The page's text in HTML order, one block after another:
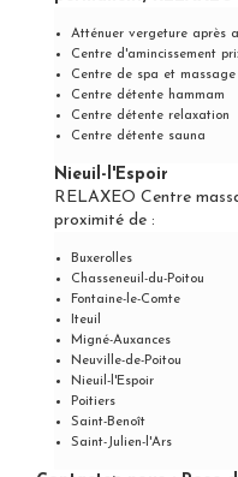
Atténuer vergeture après
Centre d'amincissement
Centre de spa et massage
Centre détente hammam
Centre détente relaxation
Centre détente sauna
Nieuil-l'Espoir
RELAXEO Centre
proximité de :
Buxerolles
Chasseneuil-du-Poitou
Fontaine-le-Comte
Iteuil
Migné-Auxances
Neuville-de-Poitou
Nieuil-l'Espoir
Poitiers
Saint-Benoît
Saint-Julien-l'Ars